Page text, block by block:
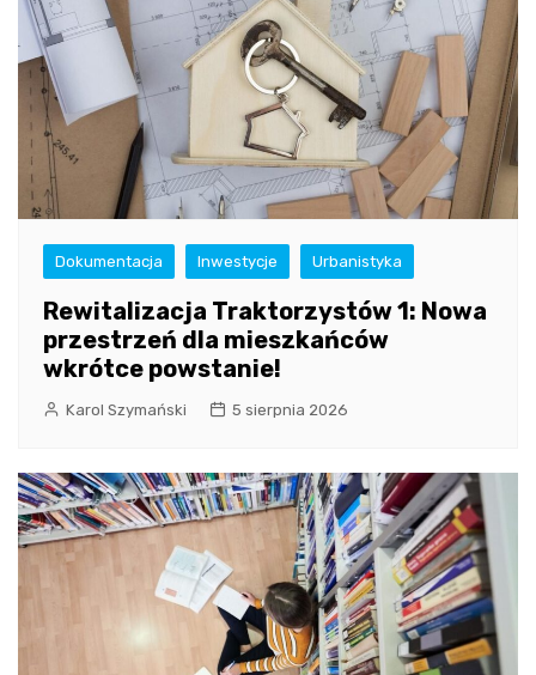
Dokumentacja Inwestycje Urbanistyka
Rewitalizacja Traktorzystów 1: Nowa
przestrzeń dla mieszkańców
wkrótce powstanie!
Karol Szymański 5 sierpnia 2026